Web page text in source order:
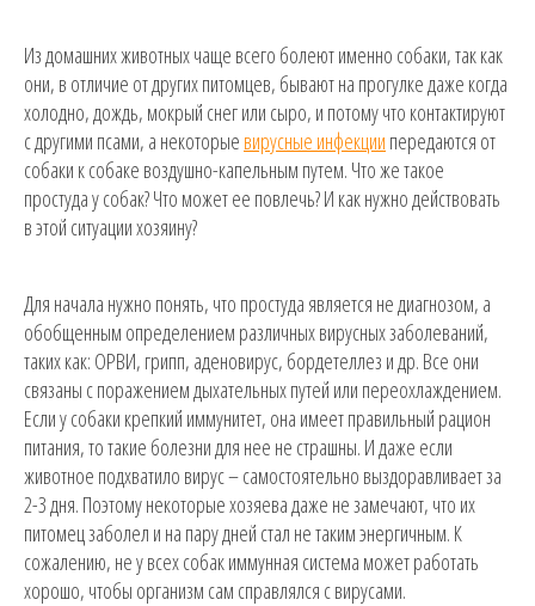
Из домашних животных чаще всего болеют именно собаки, так как
они, в отличие от других питомцев, бывают на прогулке даже когда
холодно, дождь, мокрый снег или сыро, и потому что контактируют
с другими псами, а некоторые вирусные инфекции передаются от
собаки к собаке воздушно-капельным путем. Что же такое
простуда у собак? Что может ее повлечь? И как нужно действовать
в этой ситуации хозяину?
Для начала нужно понять, что простуда является не диагнозом, а
обобщенным определением различных вирусных заболеваний,
таких как: ОРВИ, грипп, аденовирус, бордетеллез и др. Все они
связаны с поражением дыхательных путей или переохлаждением.
Если у собаки крепкий иммунитет, она имеет правильный рацион
питания, то такие болезни для нее не страшны. И даже если
животное подхватило вирус – самостоятельно выздоравливает за
2-3 дня. Поэтому некоторые хозяева даже не замечают, что их
питомец заболел и на пару дней стал не таким энергичным. К
сожалению, не у всех собак иммунная система может работать
хорошо, чтобы организм сам справлялся с вирусами.